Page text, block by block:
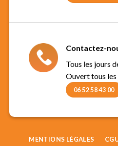
Contactez-
Tous les jours
Ouvert tous les
06 52 58 43 00
MENTIONS LÉGALES